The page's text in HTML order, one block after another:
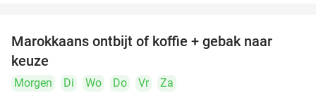
Marokkaans ontbijt of koffie + gebak naar
keuze
Morgen Di Wo Do Vr
Za